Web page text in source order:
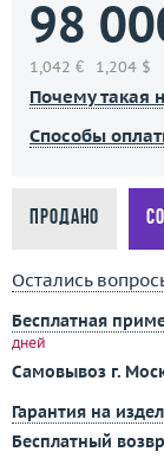
98
1,042 € 1,204 $
Почему такая
Способы
Продано
Остались
Бесплатная
дней
Самовывоз г.
Гарантия на
Бесплатный